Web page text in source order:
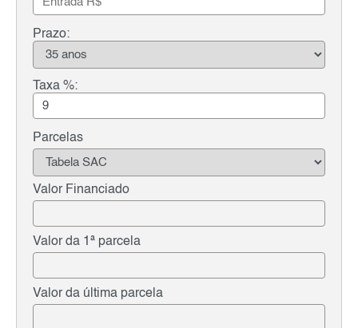
Prazo:
Taxa %:
Parcelas
Valor Financiado
Valor da 1ª parcela
Valor da última parcela